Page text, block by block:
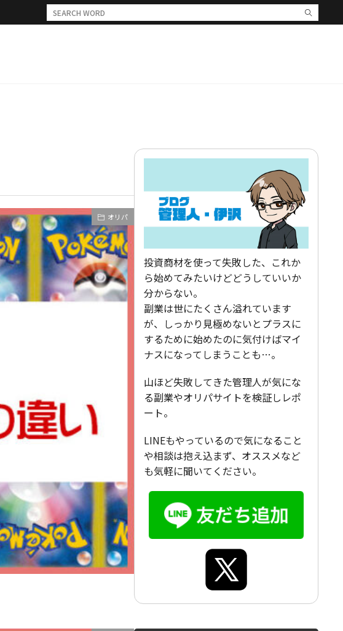
オリパ
投資商材を使って失敗した、これか
ら始めてみたいけどどうしていいか
分からない。
副業は世にたくさん溢れています
が、しっかり見極めないとプラスに
するために始めたのに気付けばマイ
ナスになってしまうことも…。
山ほど失敗してきた管理人が気にな
る副業やオリパサイトを検証しレポ
ート。
LINEもやっているので気になること
や相談は抱え込まず、オススメなど
も気軽に聞いてください。